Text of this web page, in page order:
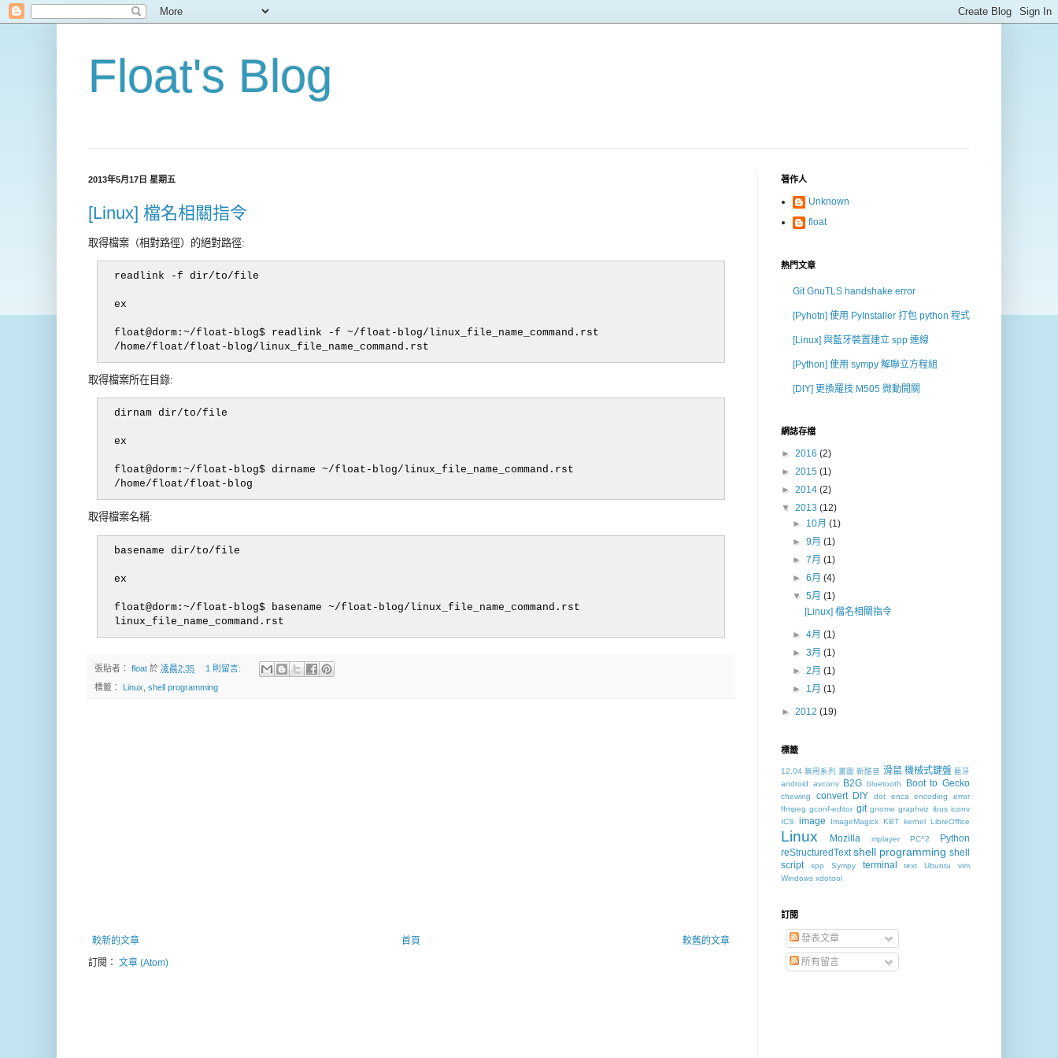
Float's Blog
2013年5月17日 星期五
[Linux] 檔名相關指令
取得檔案（相對路徑）的絕對路徑:
readlink -f dir/to/file
ex
float@dorm:~/float-blog$ readlink -f ~/float-blog/linux_file_name_command.rst
取得檔案所在目錄:
dirnam dir/to/file
ex
float@dorm:~/float-blog$ dirname ~/float-blog/linux_file_name_command.rst
取得檔案名稱:
basename dir/to/file
ex
float@dorm:~/float-blog$ basename ~/float-blog/linux_file_name_command.rst
張貼者： float 於 凌晨2:35 1 則留言:
標籤： Linux shell programming
較新的文章 較舊的文章
首頁
訂閱： 文章 (Atom)
著作人
Unknown
float
熱門文章
Git GnuTLS handshake error
[Pyhotn] 使用 PyInstaller 打包 python 程式
[Linux] 與藍牙裝置建立 spp 連線
[Python] 使用 sympy 解聯立方程組
[DIY] 更換羅技 M505 微動開關
網誌存檔
► 2016 (2)
► 2015 (1)
► 2014 (2)
▼ 2013 (12)
► 10月(1)
►9月(1)
►7月(1)
►6月(4)
▼5月(1)
[Linux] 檔名相關指令
►4月(1)
►3月(1)
►2月(1)
► 1月(1)
► 2012 (19)
標籤
12.04 無用系列 畫圖 新酷音 滑鼠 機械式鍵盤 藍牙
android
avconv B2G bluetooth Boot to Gecko
chewing convert DIY dot enca encoding
error
ffmpeg gconf-editor git gnome graphviz ibus iconv
ICS
image ImageMagick KBT kernel LibreOffice
Linux Mozilla mplayer PC^2
Python
reStructuredText shell programming shell
script
spp Sympy terminal text Ubuntu
vim
Windows xdotool
訂閱
發表文章
所有留言